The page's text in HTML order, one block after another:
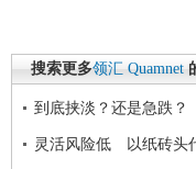
搜索更多领汇 Quamnet
到底挟淡？还是急跌？
灵活风险低 以纸砖头